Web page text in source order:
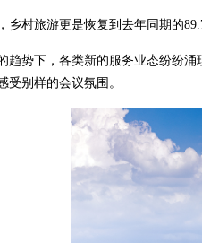
村旅游更是恢复到去年同期的
势下，各类新的服务业态纷纷涌
受别样的会议氛围。